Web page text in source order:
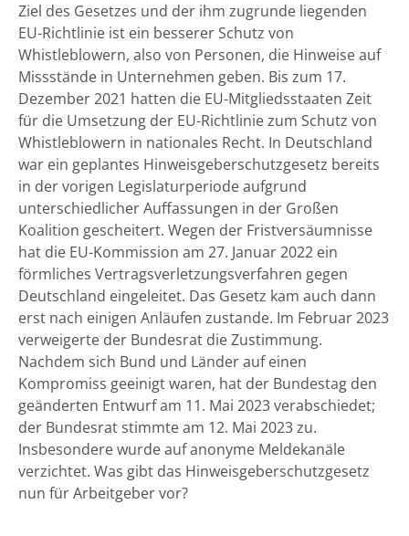
Ziel des Gesetzes und der ihm zugrunde liegenden
EU-Richtlinie ist ein besserer Schutz von
Whistleblowern, also von Personen, die Hinweise auf
Missstände in Unternehmen geben. Bis zum 17.
Dezember 2021 hatten die EU-Mitgliedsstaaten Zeit
für die Umsetzung der EU-Richtlinie zum Schutz von
Whistleblowern in nationales Recht. In Deutschland
war ein geplantes Hinweisgeberschutzgesetz bereits
in der vorigen Legislaturperiode aufgrund
unterschiedlicher Auffassungen in der Großen
Koalition gescheitert. Wegen der Fristversäumnisse
hat die EU-Kommission am 27. Januar 2022 ein
förmliches Vertragsverletzungsverfahren gegen
Deutschland eingeleitet. Das Gesetz kam auch dann
erst nach einigen Anläufen zustande. Im Februar 2023
verweigerte der Bundesrat die Zustimmung.
Nachdem sich Bund und Länder auf einen
Kompromiss geeinigt waren, hat der Bundestag den
geänderten Entwurf am 11. Mai 2023 verabschiedet;
der Bundesrat stimmte am 12. Mai 2023 zu.
Insbesondere wurde auf anonyme Meldekanäle
verzichtet. Was gibt das Hinweisgeberschutzgesetz
nun für Arbeitgeber vor?